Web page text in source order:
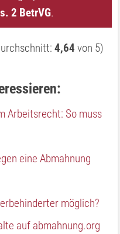
2 BetrVG.
4,64 von 5)
Arbeitsrecht: So muss
eine Abmahnung
möglich?
auf abmahnung.org